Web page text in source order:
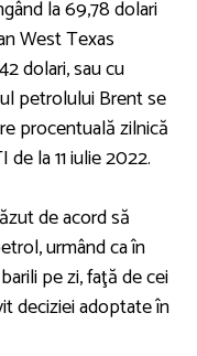
la 69,78 dolari
West Texas
dolari, sau cu
petrolului Brent se
procentuală zilnică
la 11 iulie 2022.
de acord să
urmând ca în
pe zi, faţă de cei
deciziei adoptate în